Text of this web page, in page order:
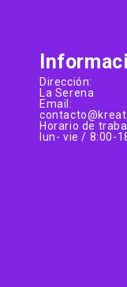
Dirección:
La Serena
Email:
Horario de
lun- vie / 8:00-